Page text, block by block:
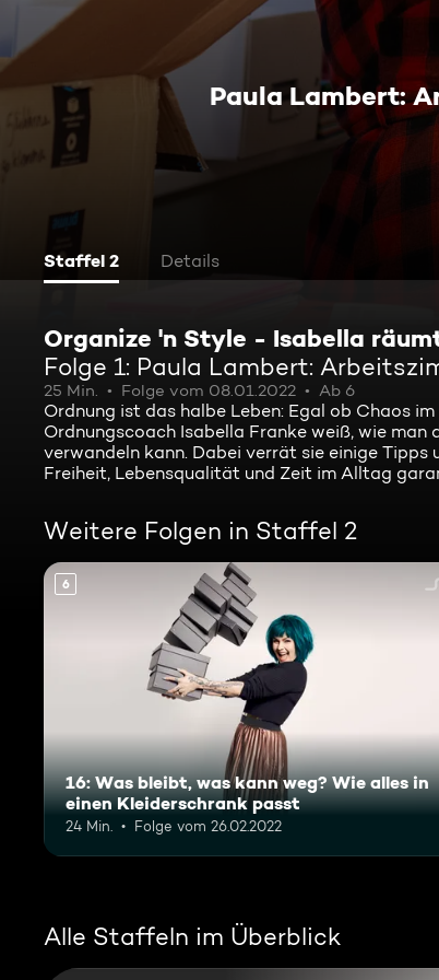
Paula Lambert:
Staffel 2 Details
Organize 'n Style - Isabella
Folge 1: Paula Lambert:
25 Min. Folge vom 08.01.2022 Ab 6
Ordnung ist das halbe Leben: Egal ob Chaos
Ordnungscoach Isabella Franke weiß, wie
verwandeln kann. Dabei verrät sie einige Tipps
Freiheit, Lebensqualität und Zeit im Alltag
Weitere Folgen in Staffel 2
6
16: Was bleibt, was kann weg? Wie alles in
einen Kleiderschrank passt
24 Min. Folge vom 26.02.2022
Alle Staffeln im Überblick